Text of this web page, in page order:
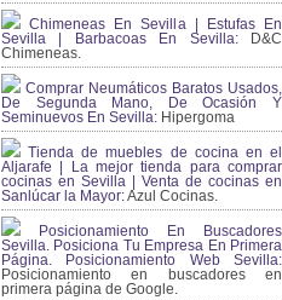
Chimeneas En Sevilla | Estufas En
Sevilla | Barbacoas En Sevilla:D&C
Chimeneas.
Comprar Neumáticos Baratos Usados,
De Segunda Mano, De Ocasión Y
Seminuevos En Sevilla: Hipergoma
Tienda de muebles de cocina en el
Aljarafe | La mejor tienda para comprar
cocinas en Sevilla | Venta de cocinas en
Sanlúcar la Mayor:Azul Cocinas.
Posicionamiento En Buscadores
Sevilla. Posiciona Tu Empresa En Primera
Página. Posicionamiento Web Sevilla:
Posicionamiento en buscadores en
primera página de Google.